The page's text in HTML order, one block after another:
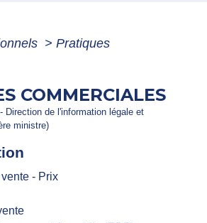
> Pratiques
COMMERCIALES
Direction de l'information légale et
ministre)
- Prix